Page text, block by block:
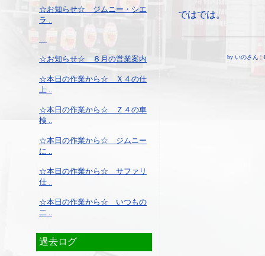
☆お知らせ☆ ジムニー・シエ
ラ ..
☆お知らせ☆ ８月の営業案内
☆本日の作業から☆ Ｘ４の仕
上 ..
☆本日の作業から☆ Ｚ４の車
検 ..
☆本日の作業から☆ ジムニー
に ..
☆本日の作業から☆ サファリ
仕 ..
☆本日の作業から☆ いつもの
二 ..
過去ログ
ではでは。
by いのさん ¦